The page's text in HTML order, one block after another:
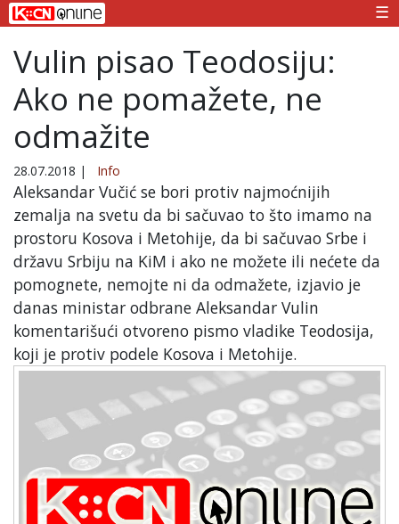
☰
Vulin pisao Teodosiju:
Ako ne pomažete, ne
odmažite
28.07.2018 | Info
Aleksandar Vučić se bori protiv najmoćnijih
zemalja na svetu da bi sačuvao to što imamo na
prostoru Kosova i Metohije, da bi sačuvao Srbe i
državu Srbiju na KiM i ako ne možete ili nećete da
pomognete, nemojte ni da odmažete, izjavio je
danas ministar odbrane Aleksandar Vulin
komentarišući otvoreno pismo vladike Teodosija,
koji je protiv podele Kosova i Metohije.